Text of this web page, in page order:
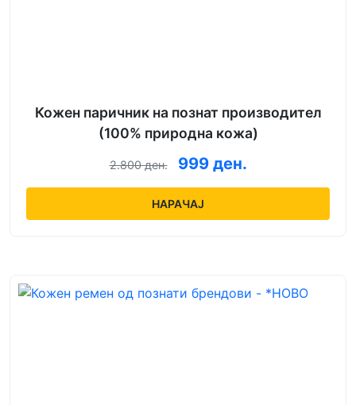
Кожен паричник на познат производител
(100% природна кожа)
2.800 ден. 999 ден.
НАРАЧАЈ